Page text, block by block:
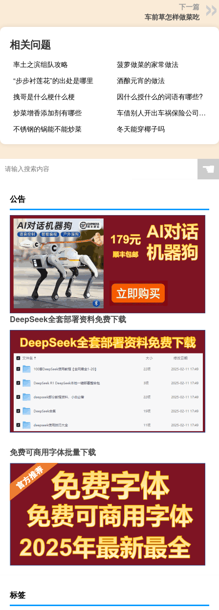
下一篇
车前草怎样做菜吃
相关问题
率土之滨组队攻略
菠萝做菜的家常做法
“步步衬莲花”的出处是哪里
酒酿元宵的做法
拽哥是什么梗什么梗
因什么授什么的词语有哪些?
炒菜增香添加剂有哪些
车借别人开出车祸保险公司赔吗
不锈钢的锅能不能炒菜
冬天能穿椰子吗
☚
公告
DeepSeek全套部署资料免费下载
免费可商用字体批量下载
标签